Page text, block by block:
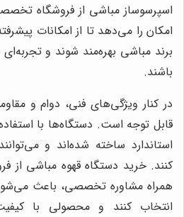
اسپرسوساز مباشی از فروشگاه
امکان را می‌دهد تا از امکانات
برند مباشی بهره‌مند شوند و تجربه‌ای
باشند.
در کنار ویژگی‌های فنی، دوام و
قابل توجه است. دستگاه‌ها با
استاندارد ساخته شده‌اند و
کنند. خرید دستگاه قهوه مباشی از
همراه مشاوره تخصصی، باعث
انتخاب کنند و محصولی با